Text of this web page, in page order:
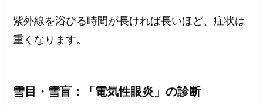
紫外線を浴びる時間が長ければ長いほど、症状は
重くなります。
雪目・雪盲：「電気性眼炎」の診断